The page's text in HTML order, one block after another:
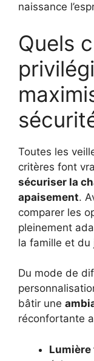
naissance
Quels
Toutes les
critères font
sécuriser la
apaisement.
comparer les
pleinement
la famille et du
Du mode de
bâtir une
réconfortante